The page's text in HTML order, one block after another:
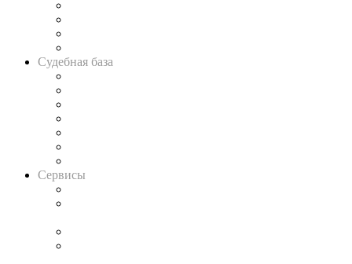
Судебная база
Сервисы